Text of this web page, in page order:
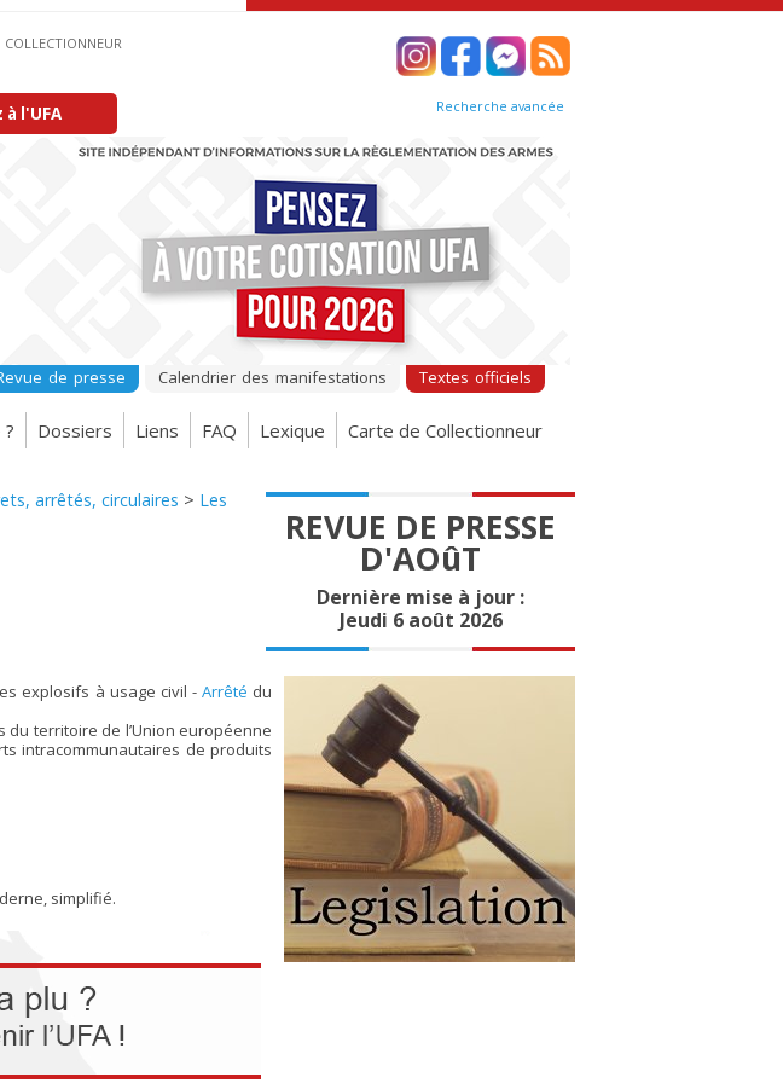
à l'UFA Recherche avancée
de presse Calendrier des manifestations Textes officiels
Dossiers Liens FAQ Lexique Carte de Collectionneur
REVUE DE PRESSE
D'AOûT
Dernière mise à jour :
Jeudi 6 août 2026
arrêtés, circulaires > Les
explosifs à usage civil - Arrêté du
territoire de l’Union européenne
intracommunautaires de produits
simplifié.